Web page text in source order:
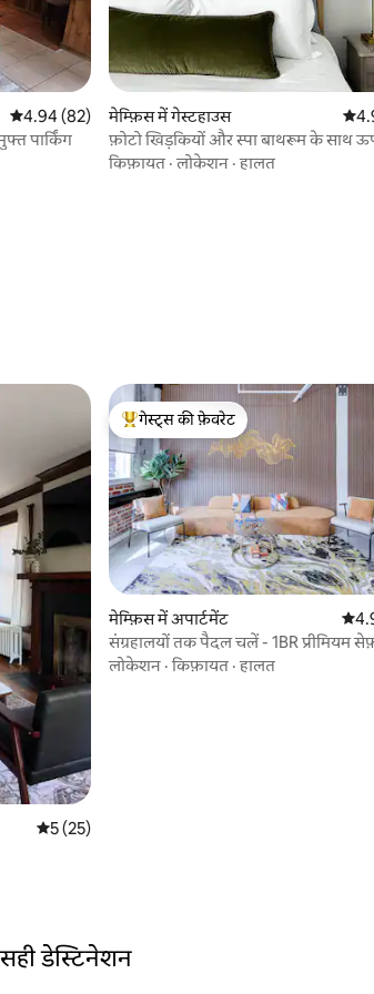
औसत रेटिंग 5 में से 4.94, 82 समीक्षाएँ
4.94 (82)
पार्किंग
मेम्फ़िस में गेस्टहाउस औसत
फ़ोटो खिड़कियों और स्पा बाथरूम के साथ
हेवन
किफ़ायत ·लोकेशन ·हालत
औसत रेटिंग 5 में से 5, 25 समीक्षाएँ
5 (25)
गेस्ट्स का टॉप फ़ेवरेट
गेस्ट्स की फ़ेवरेट
मेम्फ़िस में अपार्टमेंट औसत
संग्रहालयों तक पैदल चलें - 1BR प्रीमियम
w पार्किंग
लोकेशन ·किफ़ायत ·हालत
डेस्टिनेशन